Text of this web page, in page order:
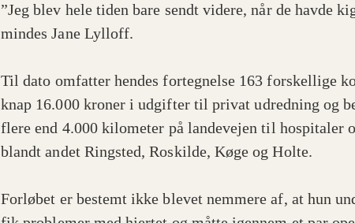
”Jeg blev hele tiden bare sendt videre, når de havde
mindes Jane Lylloff.
Til dato omfatter hendes fortegnelse 163 forskellige
knap 16.000 kroner i udgifter til privat udredning og
flere end 4.000 kilometer på landevejen til hospitaler
blandt andet Ringsted, Roskilde, Køge og Holte.
Forløbet er bestemt ikke blevet nemmere af, at hun